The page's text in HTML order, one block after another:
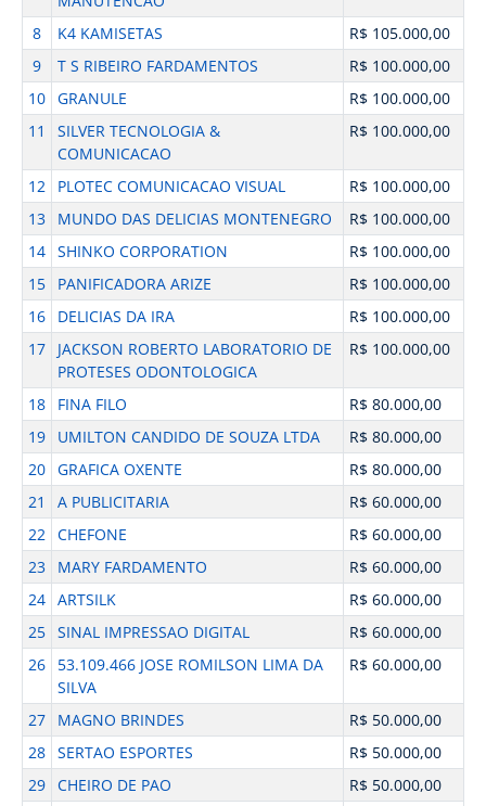
8
K4 KAMISETAS
R$ 105.000,00
9
T S RIBEIRO FARDAMENTOS
R$ 100.000,00
10 GRANULE
R$ 100.000,00
11
SILVER TECNOLOGIA &
COMUNICACAO
R$ 100.000,00
12 PLOTEC COMUNICACAO VISUAL
R$ 100.000,00
13
MUNDO DAS DELICIAS MONTENEGRO
R$ 100.000,00
14 SHINKO CORPORATION
R$ 100.000,00
15
PANIFICADORA ARIZE
R$ 100.000,00
16
DELICIAS DA IRA
R$ 100.000,00
17
JACKSON ROBERTO LABORATORIO DE
PROTESES ODONTOLOGICA
R$ 100.000,00
18 FINA FILO
R$ 80.000,00
19
UMILTON CANDIDO DE SOUZA LTDA
R$ 80.000,00
20 GRAFICA OXENTE
R$ 80.000,00
21
A PUBLICITARIA
R$ 60.000,00
22 CHEFONE
R$ 60.000,00
23
MARY FARDAMENTO
R$ 60.000,00
24 ARTSILK
R$ 60.000,00
25 SINAL IMPRESSAO DIGITAL
R$ 60.000,00
26
53.109.466 JOSE ROMILSON LIMA DA
SILVA
R$ 60.000,00
27 MAGNO BRINDES
R$ 50.000,00
28 SERTAO ESPORTES
R$ 50.000,00
29 CHEIRO DE PAO
R$ 50.000,00